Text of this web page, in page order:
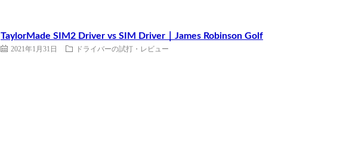
TaylorMade SIM2 Driver vs SIM Driver｜James Robinson Golf
2021年1月31日 ドライバーの試打・レビュー